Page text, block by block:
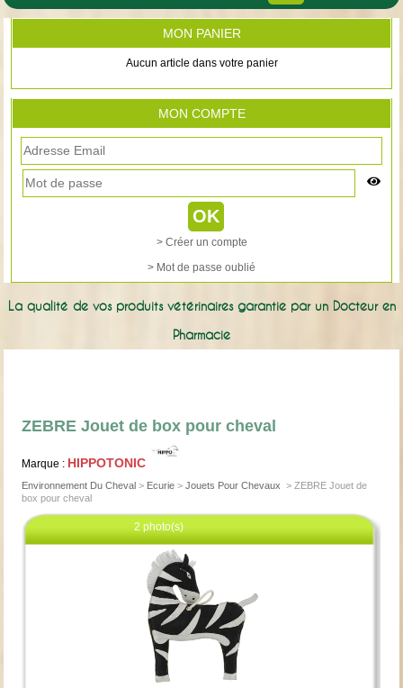
MON PANIER
Aucun article dans votre panier
MON COMPTE
> Créer un compte
> Mot de passe oublié
La qualité de vos produits vétérinaires garantie par un Docteur en
Pharmacie
ZEBRE Jouet de box pour cheval
Marque : HIPPOTONIC
Environnement Du Cheval > Ecurie > Jouets Pour Chevaux > ZEBRE Jouet de
box pour cheval
2 photo(s)